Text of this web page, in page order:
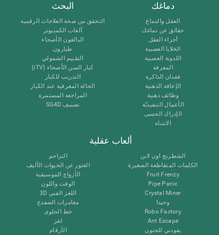
دماغك
العقل والدماغ
حقائق عن دماغك
أجزاء العقل
الخلايا العصبية
اللدونة العصبية
المعرفة
فقدان الذاكرة
الإعاقة الذهنية
وظائف ذهنية
الأعمال التنفيذيّة
الإدراك الحسى
الانتباه
البحث
التحقق من صحة العلاجات الرقمية
ألعاب الكمبيوتر
البالغون الأصحاء
طيارون
التقييم الشمولي
كبار السن الأصحاء (iTV)
التدريب للكبار
الحالة المعرفية عند الكبار
المراجعة المستمرة
تصنيف SG4D
ألعاب عقلية
الشطرنج اون لاين
الكلمات المتقاطعة الصغيرة
Fruit Frenzy
Pipe Panic
Crystal Miner
وحيدا
Robo Factory
Ant Escape
يقودني للجنون
التزاحم
العثور عن الحيوات الأليف
الأزواج الموسيقية
الوقت واللون
اللغز الفني 3D
مغامرات الضفدع
خط الحلوى
لغز
الأرقام